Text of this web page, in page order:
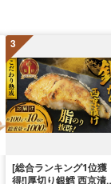
3
[総合ランキング1位獲
得!]厚切り銀鱈 西京漬